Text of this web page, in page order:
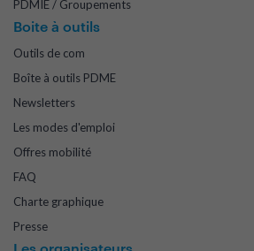
PDMIE / Groupements
Boite à outils
Outils de com
Boîte à outils PDME
Newsletters
Les modes d'emploi
Offres mobilité
FAQ
Charte graphique
Presse